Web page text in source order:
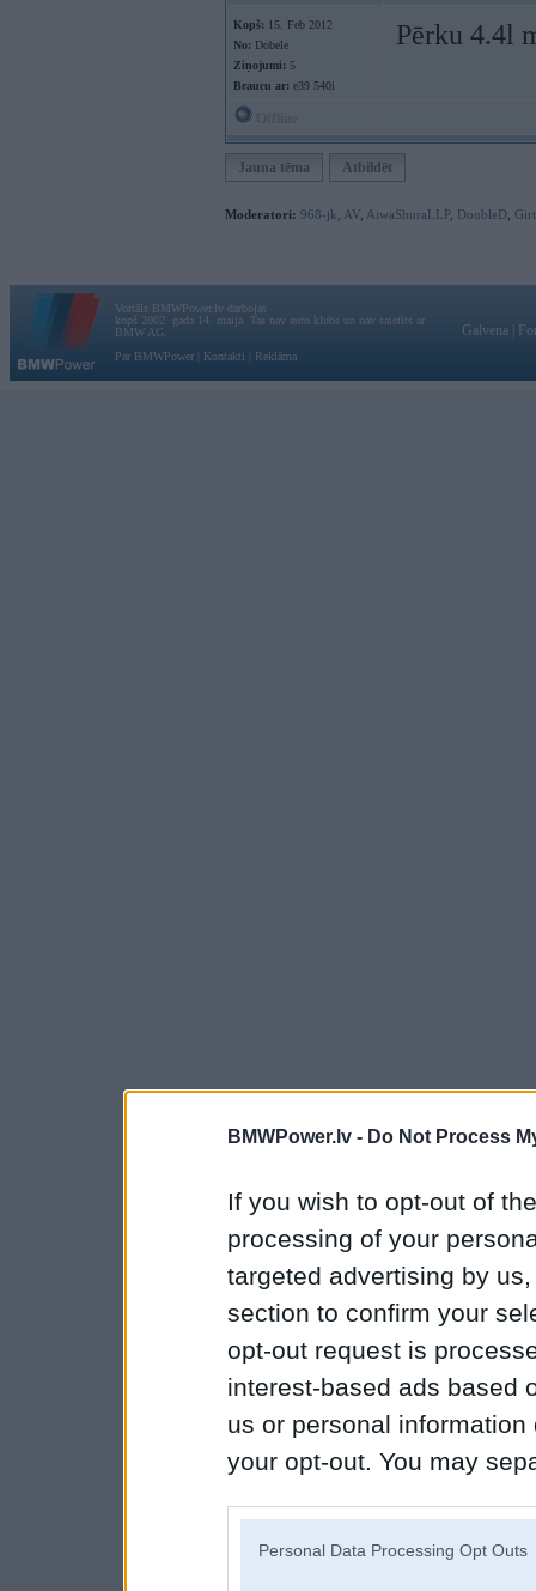
BMWPower.lv - Do Not Process
If you wish to opt-out of
processing of your
targeted advertising by
section to confirm your
opt-out request is
interest-based ads based
us or personal
your opt-out. You may
Personal Data Processing Opt Outs
Kopš: 15. Feb 2012
No: Dobele
Ziņojumi: 5
Braucu ar: e39 540i
Pērku 4.4l
Jauna tēma Atbildēt
Moderatori: 968-jk AV AiwaShuraLLP, DoubleD
Vortāls BMWPower.lv darbojas
kopš 2002. gada 14. maija. Tas nav auto klubs un nav saistīts ar
BMW AG.
Par BMWPower
Kontakti Reklāma
Galvena